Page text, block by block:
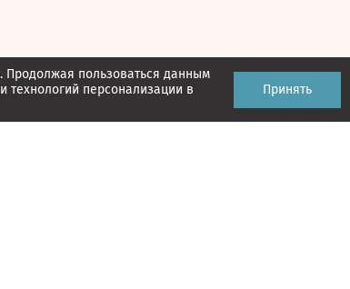
Продолжая пользоваться данным
технологий персонализации в
Принять